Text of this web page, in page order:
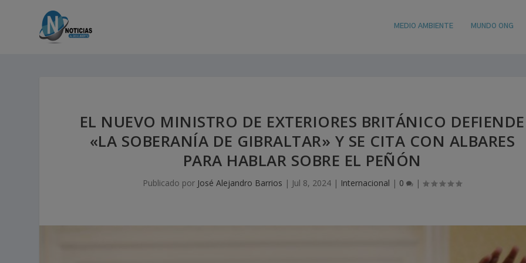
MEDIO AMBIENTE MUNDO ONG
EL NUEVO MINISTRO DE EXTERIORES BRITÁNICO DEFIENDE
«LA SOBERANÍA DE GIBRALTAR» Y SE CITA CON ALBARES
PARA HABLAR SOBRE EL PEÑÓN
Publicado por José Alejandro Barrios | Jul 8, 2024 | Internacional | 0 |